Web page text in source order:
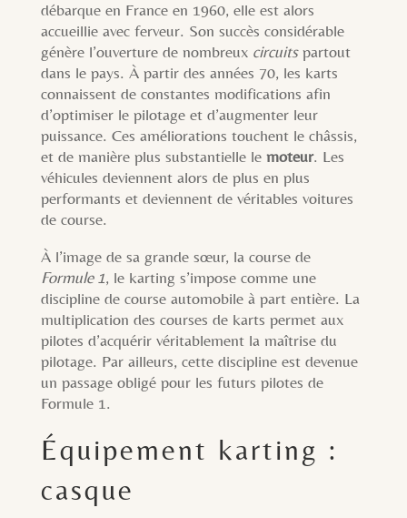
débarque en France en 1960, elle est alors
accueillie avec ferveur. Son succès considérable
génère l’ouverture de nombreux circuitspartout
dans le pays. À partir des années 70, les karts
connaissent de constantes modifications afin
d’optimiser le pilotage et d’augmenter leur
puissance. Ces améliorations touchent le châssis,
et de manière plus substantielle lemoteur. Les
véhicules deviennent alors de plus en plus
performants et deviennent de véritables voitures
de course.
À l’image de sa grande sœur, la course de
Formule 1, le karting s’impose comme une
discipline de course automobile à part entière. La
multiplication des courses de karts permet aux
pilotes d’acquérir véritablement la maîtrise du
pilotage. Par ailleurs, cette discipline est devenue
un passage obligé pour les futurs pilotes de
Formule 1.
Équipement karting :
casque